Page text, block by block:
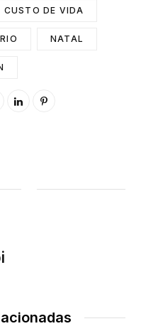
CUSTO DE VIDA
NATAL